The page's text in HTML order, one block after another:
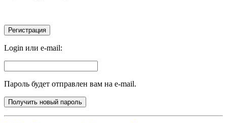
Login или e-mail:
Пароль будет отправлен вам на e-mail.